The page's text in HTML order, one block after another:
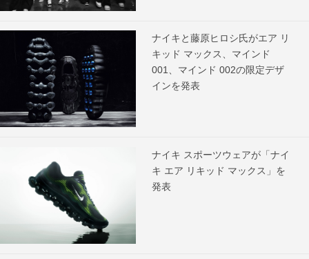
ナイキと藤原ヒロシ氏がエア リ
キッド マックス、マインド
001、マインド 002の限定デザ
インを発表
ナイキ スポーツウェアが「ナイ
キ エア リキッド マックス」を
発表